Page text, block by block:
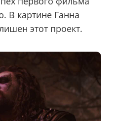
В картине Ганна
этот проект.